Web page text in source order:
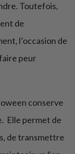
Toutefois,
de
l’occasion de
peur
conserve
Elle permet de
de transmettre